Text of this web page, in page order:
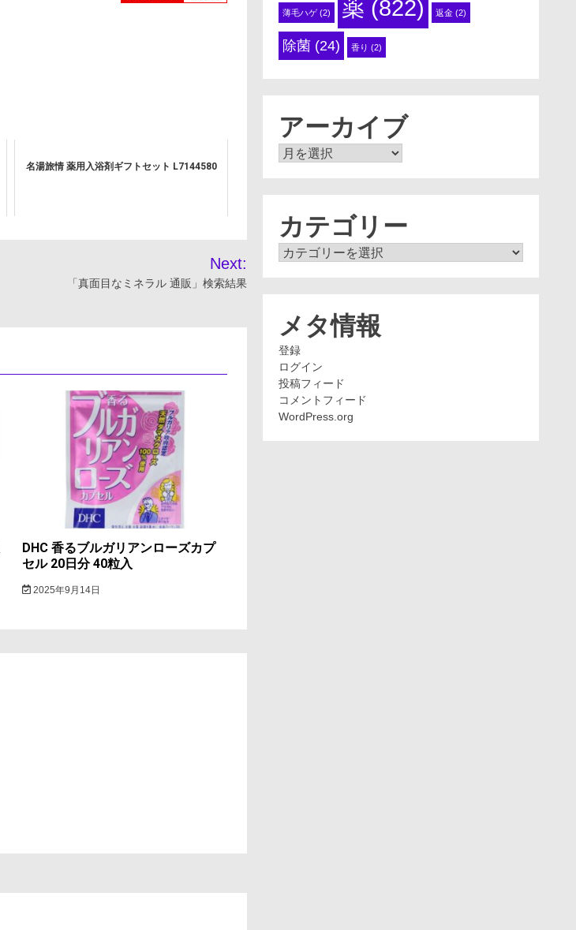
名湯旅情 薬用入浴剤ギフトセット L7144580
Next:
「真面目なミネラル 通販」検索結果
DHC 香るブルガリアンローズカプ
セル 20日分 40粒入
2025年9月14日
薄毛ハゲ(2) 薬 (822) 返金 (2)
除菌 (24) 香り (2)
アーカイブ
ア
カテゴリー
カ
メタ情報
登録
ログイン
投稿フィード
コメントフィード
WordPress.org